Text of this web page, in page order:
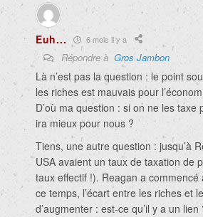
Euh... 6 mois il y a
Répondre à Gros Jambon
Là n’est pas la question : le point
les riches est mauvais pour
D’où ma question : si on ne les taxe
ira mieux pour nous ?
Tiens, une autre question : jusqu’à
USA avaient un taux de taxation de
taux effectif !). Reagan a
ce temps, l’écart entre les riches et
d’augmenter : est-ce qu’il y a un lien